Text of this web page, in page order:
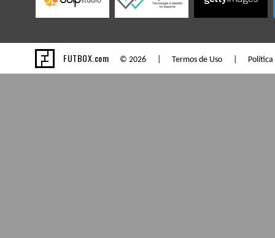
FUTBOX.com © 2026 | Termos de Uso Política